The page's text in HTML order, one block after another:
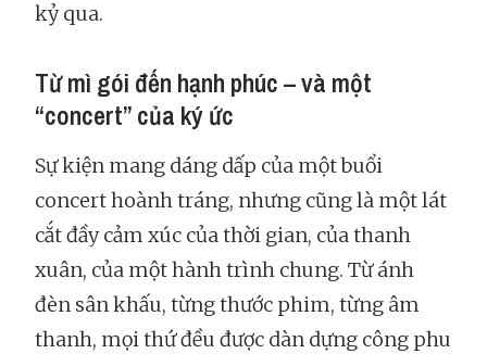
kỷ qua.
Từ mì gói đến hạnh phúc – và một
“concert” của ký ức
Sự kiện mang dáng dấp của một buổi
concert hoành tráng, nhưng cũng là một lát
cắt đầy cảm xúc của thời gian, của thanh
xuân, của một hành trình chung. Từ ánh
đèn sân khấu, từng thước phim, từng âm
thanh, mọi thứ đều được dàn dựng công phu